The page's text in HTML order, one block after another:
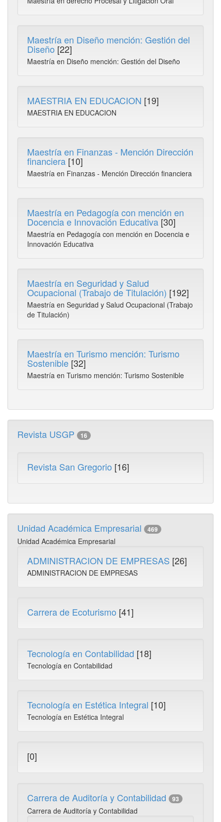
Maestría en Diseño mención: Gestión del
Diseño [22]
Maestría en Diseño mención: Gestión del Diseño
MAESTRIA EN EDUCACION [19]
MAESTRIA EN EDUCACION
Maestría en Finanzas - Mención Dirección
financiera [10]
Maestría en Finanzas - Mención Dirección financiera
Maestría en Pedagogía con mención en
Docencia e Innovación Educativa [30]
Maestría en Pedagogía con mención en Docencia e
Innovación Educativa
Maestría en Seguridad y Salud
Ocupacional (Trabajo de Titulación) [192]
Maestría en Seguridad y Salud Ocupacional (Trabajo
de Titulación)
Maestría en Turismo mención: Turismo
Sostenible [32]
Maestría en Turismo mención: Turismo Sostenible
Revista USGP 16
Revista San Gregorio [16]
Unidad Académica Empresarial 469
Unidad Académica Empresarial
ADMINISTRACION DE EMPRESAS [26]
ADMINISTRACION DE EMPRESAS
Carrera de Ecoturismo [41]
Tecnología en Contabilidad [18]
Tecnología en Contabilidad
Tecnología en Estética Integral [10]
Tecnología en Estética Integral
[0]
Carrera de Auditoría y Contabilidad 93
Carrera de Auditoría y Contabilidad